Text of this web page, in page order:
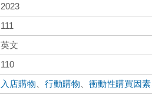
2023
111
英文
110
入店購物 、行動購物 、衝動性購買因素